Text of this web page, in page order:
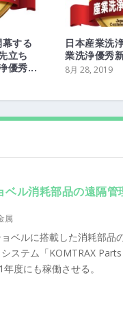
する
立ち
優秀...
日本産業洗
業洗浄優秀
8月 28, 2019
ベル消耗部品の遠隔管
属
ベルに搭載した消耗部品
ステム「KOMTRAX
度にも稼働させる。